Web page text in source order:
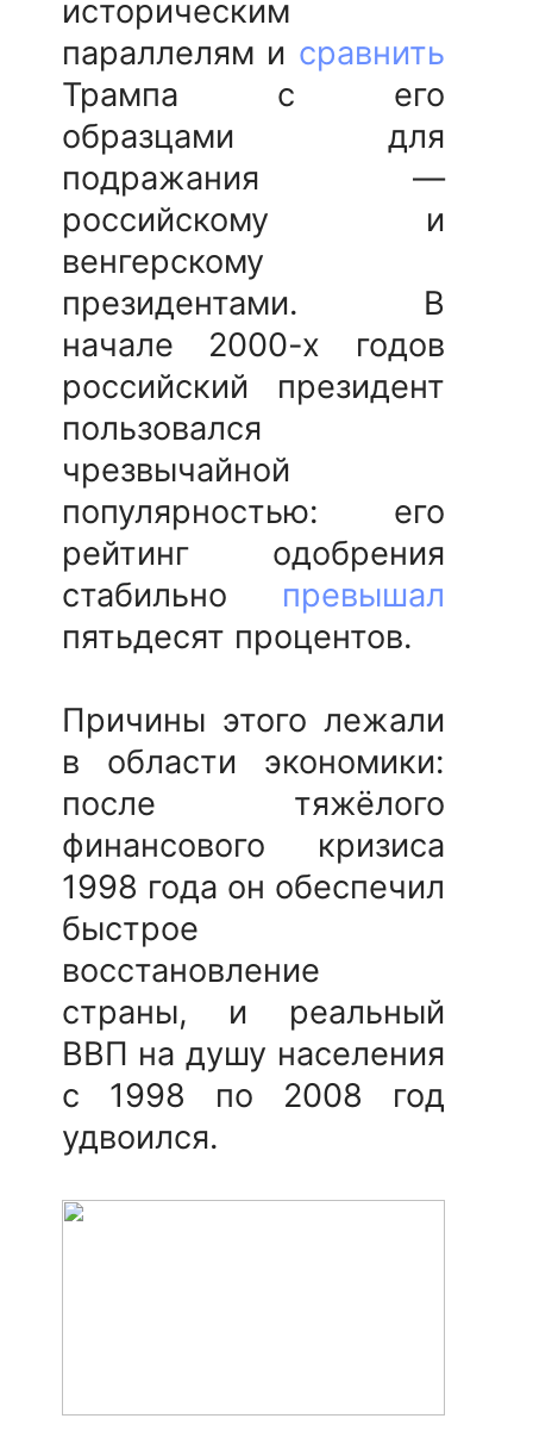
историческим
параллелям и сравнить
Трампа с его
образцами для
подражания —
российскому и
венгерскому
президентами. В
начале 2000-х годов
российский президент
пользовался
чрезвычайной
популярностью: его
рейтинг одобрения
стабильно превышал
пятьдесят процентов.
Причины этого лежали
в области экономики:
после тяжёлого
финансового кризиса
1998 года он обеспечил
быстрое
восстановление
страны, и реальный
ВВП на душу населения
с 1998 по 2008 год
удвоился.